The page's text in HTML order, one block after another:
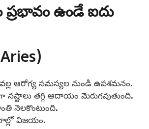
ఉండే ఐదు
ఆరోగ్య సమస్యల నుండి ఉపశమనం.
నష్టాలు తగ్గి ఆదాయం మెరుగవుతుంది.
నెలకొంటుంది.
విజయం.